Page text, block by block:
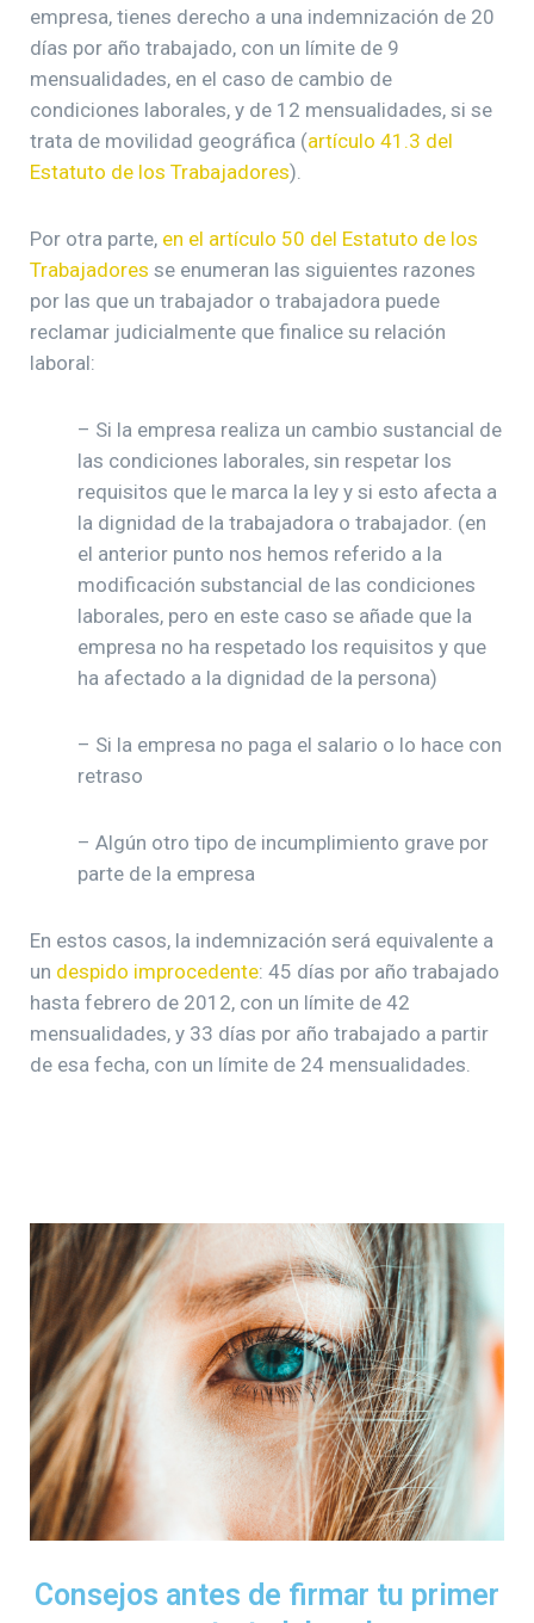
empresa, tienes derecho a una indemnización de 20
días por año trabajado, con un límite de 9
mensualidades, en el caso de cambio de
condiciones laborales, y de 12 mensualidades, si se
trata de movilidad geográfica (artículo 41.3 del
Estatuto de los Trabajadores).
Por otra parte, en el artículo 50 del Estatuto de los
Trabajadores se enumeran las siguientes razones
por las que un trabajador o trabajadora puede
reclamar judicialmente que finalice su relación
laboral:
– Si la empresa realiza un cambio sustancial de
las condiciones laborales, sin respetar los
requisitos que le marca la ley y si esto afecta a
la dignidad de la trabajadora o trabajador. (en
el anterior punto nos hemos referido a la
modificación substancial de las condiciones
laborales, pero en este caso se añade que la
empresa no ha respetado los requisitos y que
ha afectado a la dignidad de la persona)
– Si la empresa no paga el salario o lo hace con
retraso
– Algún otro tipo de incumplimiento grave por
parte de la empresa
En estos casos, la indemnización será equivalente a
un despido improcedente: 45 días por año trabajado
hasta febrero de 2012, con un límite de 42
mensualidades, y 33 días por año trabajado a partir
de esa fecha, con un límite de 24 mensualidades.
Consejos antes de firmar tu primer